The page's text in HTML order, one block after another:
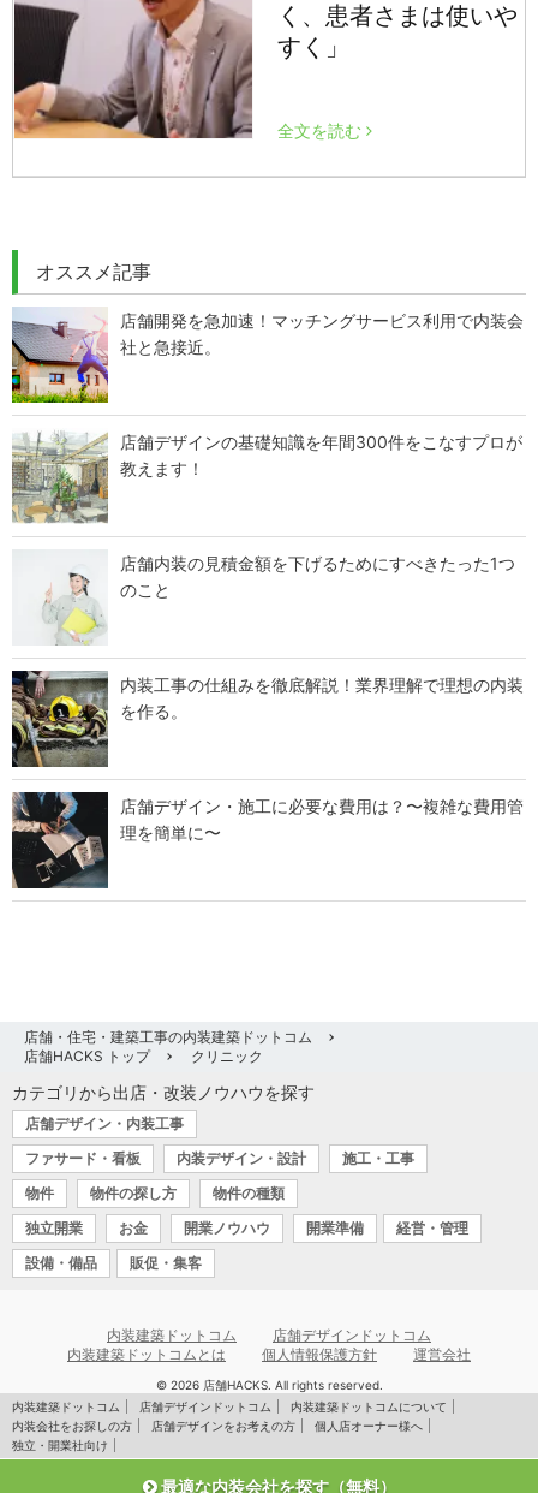
く、患者さまは使いや
すく」
全文を読む
オススメ記事
店舗開発を急加速！マッチングサービス利用で内装会
社と急接近。
店舗デザインの基礎知識を年間300件をこなすプロが
教えます！
店舗内装の見積金額を下げるためにすべきたった1つ
のこと
内装工事の仕組みを徹底解説！業界理解で理想の内装
を作る。
店舗デザイン・施工に必要な費用は？〜複雑な費用管
理を簡単に〜
最適な内装会社を探す（無料）
店舗・住宅・建築工事の内装建築ドットコム
店舗HACKS トップ
クリニック
カテゴリから出店・改装ノウハウを探す
店舗デザイン・内装工事
ファサード・看板
内装デザイン・設計
施工・工事
物件
物件の探し方
物件の種類
独立開業
お金 開業ノウハウ 開業準備
経営・管理
設備・備品
販促・集客
内装建築ドットコム
店舗デザインドットコム
内装建築ドットコムとは
個人情報保護方針 運営会社
© 2026 店舗HACKS. All rights reserved.
内装建築ドットコム
店舗デザインドットコム
内装建築ドットコムについて
内装会社をお探しの方
店舗デザインをお考えの方
個人店オーナー様へ
独立・開業社向け